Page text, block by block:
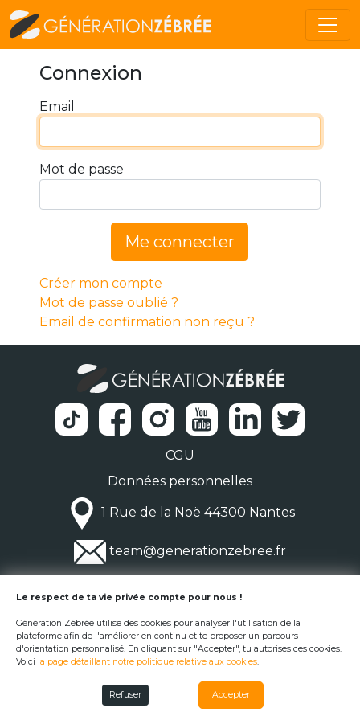
Connexion
Email
Mot de passe
Me connecter
Créer mon compte
Mot de passe oublié ?
Email de confirmation non reçu ?
CGU
Données personnelles
1 Rue de la Noë 44300 Nantes
team@generationzebree.fr
© Génération Zébrée 2026
Le respect de ta vie privée compte pour nous !
Génération Zébrée utilise des cookies pour analyser l'utilisation de la
plateforme afin de l'améliorer en continu et te proposer un parcours
d'orientation personnalisé. En cliquant sur "Accepter", tu autorises ces cookies.
Voici la page détaillant notre politique relative aux cookies.
Refuser Accepter